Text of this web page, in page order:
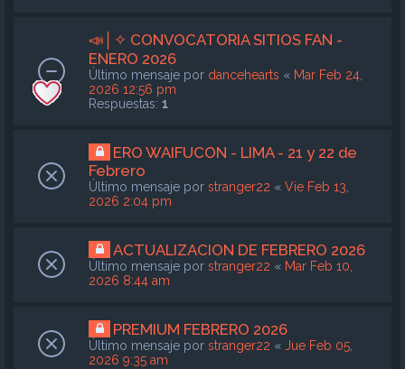
📣│✧ CONVOCATORIA SITIOS FAN -
ENERO 2026
Último mensaje por dancehearts « Mar Feb 24,
2026 12:56 pm
Respuestas: 1
ERO WAIFUCON - LIMA - 21 y 22 de
Febrero
Último mensaje por stranger22 « Vie Feb 13,
2026 2:04 pm
ACTUALIZACION DE FEBRERO 2026
Último mensaje por stranger22 « Mar Feb 10,
2026 8:44 am
PREMIUM FEBRERO 2026
Último mensaje por stranger22 « Jue Feb 05,
2026 9:35 am